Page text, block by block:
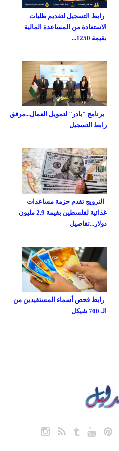
رابط التسجيل لتقديم طلبات
الاستفادة من المساعدة المالية
بقيمة 1250...
برنامج "بادر" لتمويل العمال...مرفق
رابط التسجيل
النرويج تقدم حزمة مساعدات
غذائية لفلسطين بقيمة 2.9 مليون
دولار...تفاصيل
رابط فحص أسماء المستفيدين من
الـ 700 شيكل